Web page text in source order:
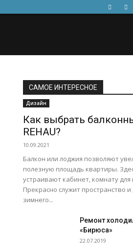
САМОЕ ИНТЕРЕСНОЕ
Дизайн
Как выбрать
REHAU?
10.09.2021
Балкон или лоджия позволяют
полезную площадь квартиры.
устраивают кабинет, комнату для
Прекрасно служит пространство и
зимнего...
Ремонт
«Бирюса»
22.07.2019